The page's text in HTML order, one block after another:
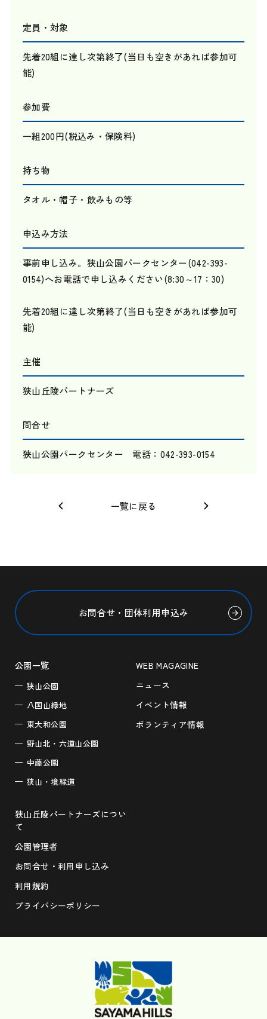
定員・対象
先着20組に達し次第終了(当日も空きがあれば参加可
能)
参加費
一組200円(税込み・保険料)
持ち物
タオル・帽子・飲みもの等
申込み方法
事前申し込み。狭山公園パークセンター(042-393-
0154)へお電話で申し込みください(8:30～17：30)
先着20組に達し次第終了(当日も空きがあれば参加可
能)
主催
狭山丘陵パートナーズ
問合せ
狭山公園パークセンター 電話：042-393-0154
一覧に戻る
お問合せ・団体利用申込み
公園一覧
狭山公園
八国山緑地
東大和公園
野山北・六道山公園
中藤公園
狭山・境緑道
WEB MAGAGINE
ニュース
イベント情報
ボランティア情報
狭山丘陵パートナーズについ
て
公園管理者
お問合せ・利用申し込み
利用規約
プライバシーポリシー